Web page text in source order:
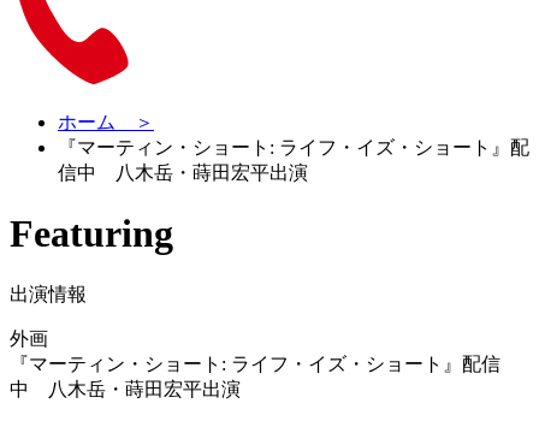
ホーム ＞
『マーティン・ショート: ライフ・イズ・ショート』配
信中 八木岳・蒔田宏平出演
Featuring
出演情報
外画
『マーティン・ショート: ライフ・イズ・ショート』配信
中 八木岳・蒔田宏平出演